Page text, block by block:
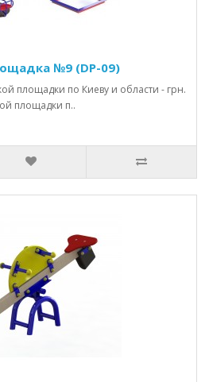
№9 (DP-09)
площадки по Киеву и области - грн.
площадки п..